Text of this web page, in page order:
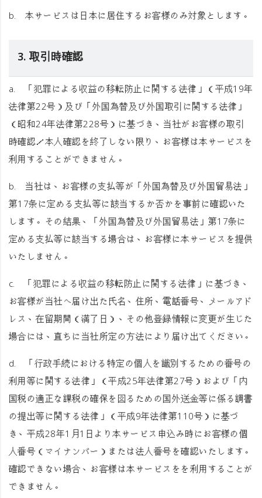
b.本サービスは日本に居住するお客様のみ対象とします。
3. 取引時確認
a. 「犯罪による収益の移転防止に関する法律」（平成19年
法律第22号）及び「外国為替及び外国取引に関する法律」
（昭和24年法律第228号）に基づき、当社がお客様の取引
時確認／本人確認を終了しない限り、お客様は本サービスを
利用することができません。
b. 当社は、お客様の支払等が「外国為替及び外国貿易法」
第17条に定める支払等に該当するか否かを事前に確認いた
します。その結果、「外国為替及び外国貿易法」第17条に
定める支払等に該当する場合は、お客様に本サービスを提供
いたしません。
c. 「犯罪による収益の移転防止に関する法律」に基づき、
お客様が当社へ届け出た氏名、住所、電話番号、メールアド
レス、在留期間（満了日）、その他登録情報に変更が生じた
場合には、直ちに当社所定の方法により届け出てください。
d. 「行政手続における特定の個人を識別するための番号の
利用等に関する法律」（平成25年法律第27号）および「内
国税の適正な課税の確保を図るための国外送金等に係る調書
の提出等に関する法律」（平成9年法律第110号）に基づ
き、平成28年1月1日より本サービス申込み時にお客様の個
人番号（マイナンバー）または法人番号を確認いたします。
確認できない場合、お客様は本サービスをを利用することが
できません。